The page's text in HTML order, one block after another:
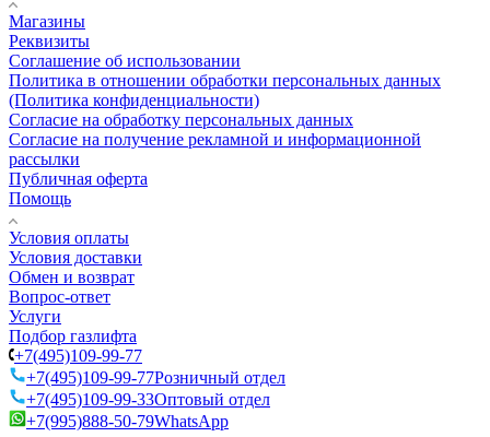
Магазины
Реквизиты
Соглашение об использовании
Политика в отношении обработки персональных данных
(Политика конфиденциальности)
Согласие на обработку персональных данных
Согласие на получение рекламной и информационной
рассылки
Публичная оферта
Помощь
Условия оплаты
Условия доставки
Обмен и возврат
Вопрос-ответ
Услуги
Подбор газлифта
+7(495)109-99-77
+7(495)109-99-77Розничный отдел
+7(495)109-99-33Оптовый отдел
+7(995)888-50-79WhatsApp